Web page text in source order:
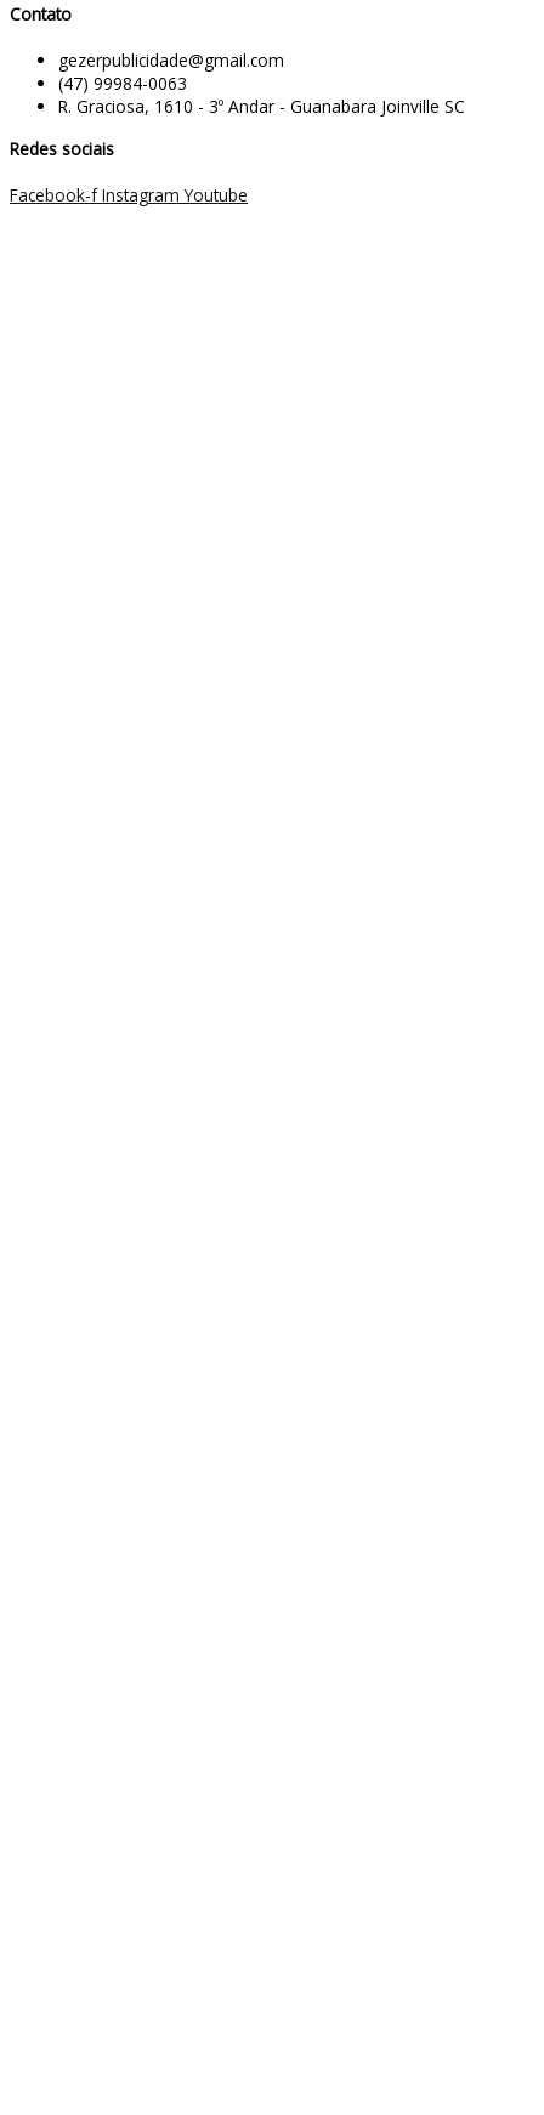
Contato
gezerpublicidade@gmail.com
(47) 99984-0063
R. Graciosa, 1610 - 3º Andar - Guanabara Joinville SC
Redes sociais
Facebook-f Instagram Youtube